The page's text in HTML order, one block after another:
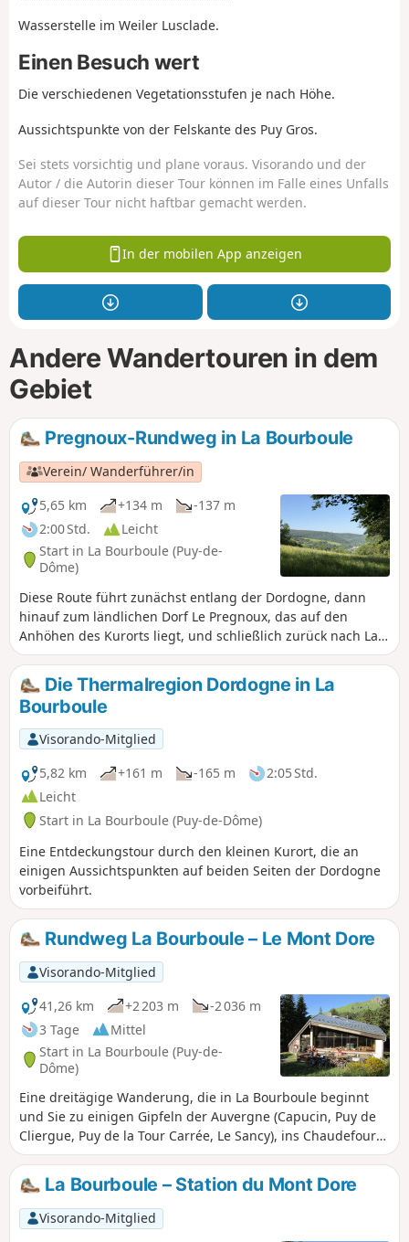
Wasserstelle im Weiler Lusclade.
Einen Besuch wert
Die verschiedenen Vegetationsstufen je nach Höhe.
Aussichtspunkte von der Felskante des Puy Gros.
Sei stets vorsichtig und plane voraus. Visorando und der
Autor / die Autorin dieser Tour können im Falle eines Unfalls
auf dieser Tour nicht haftbar gemacht werden.
In der mobilen App anzeigen
Andere Wandertouren in dem
Gebiet
Pregnoux-Rundweg in La Bourboule
Verein/ Wanderführer/in
5,65 km
+134 m
-137 m
2:00 Std.
Leicht
Start in La Bourboule (Puy-de-
Dôme)
Diese Route führt zunächst entlang der Dordogne, dann
hinauf zum ländlichen Dorf Le Pregnoux, das auf den
Anhöhen des Kurorts liegt, und schließlich zurück nach La
Bourboule durch den Parc Fenestre entlang des Vendeix.
Die Thermalregion Dordogne in La
Bourboule
Visorando-Mitglied
5,82 km
+161 m -165 m
2:05 Std.
Leicht
Start in La Bourboule (Puy-de-Dôme)
Eine Entdeckungstour durch den kleinen Kurort, die an
einigen Aussichtspunkten auf beiden Seiten der Dordogne
vorbeiführt.
Rundweg La Bourboule – Le Mont Dore
Visorando-Mitglied
41,26 km
+2 203 m
-2 036 m
3 Tage
Mittel
Start in La Bourboule (Puy-de-
Dôme)
Eine dreitägige Wanderung, die in La Bourboule beginnt
und Sie zu einigen Gipfeln der Auvergne (Capucin, Puy de
Cliergue, Puy de la Tour Carrée, Le Sancy), ins Chaudefour-
Tal, zur Grande Cascade usw. führt und in der Stadt Mont
Dore endet.
La Bourboule – Station du Mont Dore
Visorando-Mitglied